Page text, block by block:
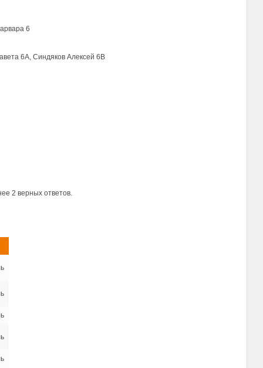
6
6А, Синдяков Алексей 6В
2 верных ответов.